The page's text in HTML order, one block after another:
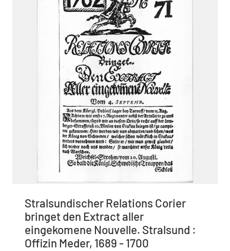
Stralsundischer Relations Corier
bringet den Extract aller
eingekomene Nouvelle. Stralsund :
Offizin Meder, 1689 - 1700